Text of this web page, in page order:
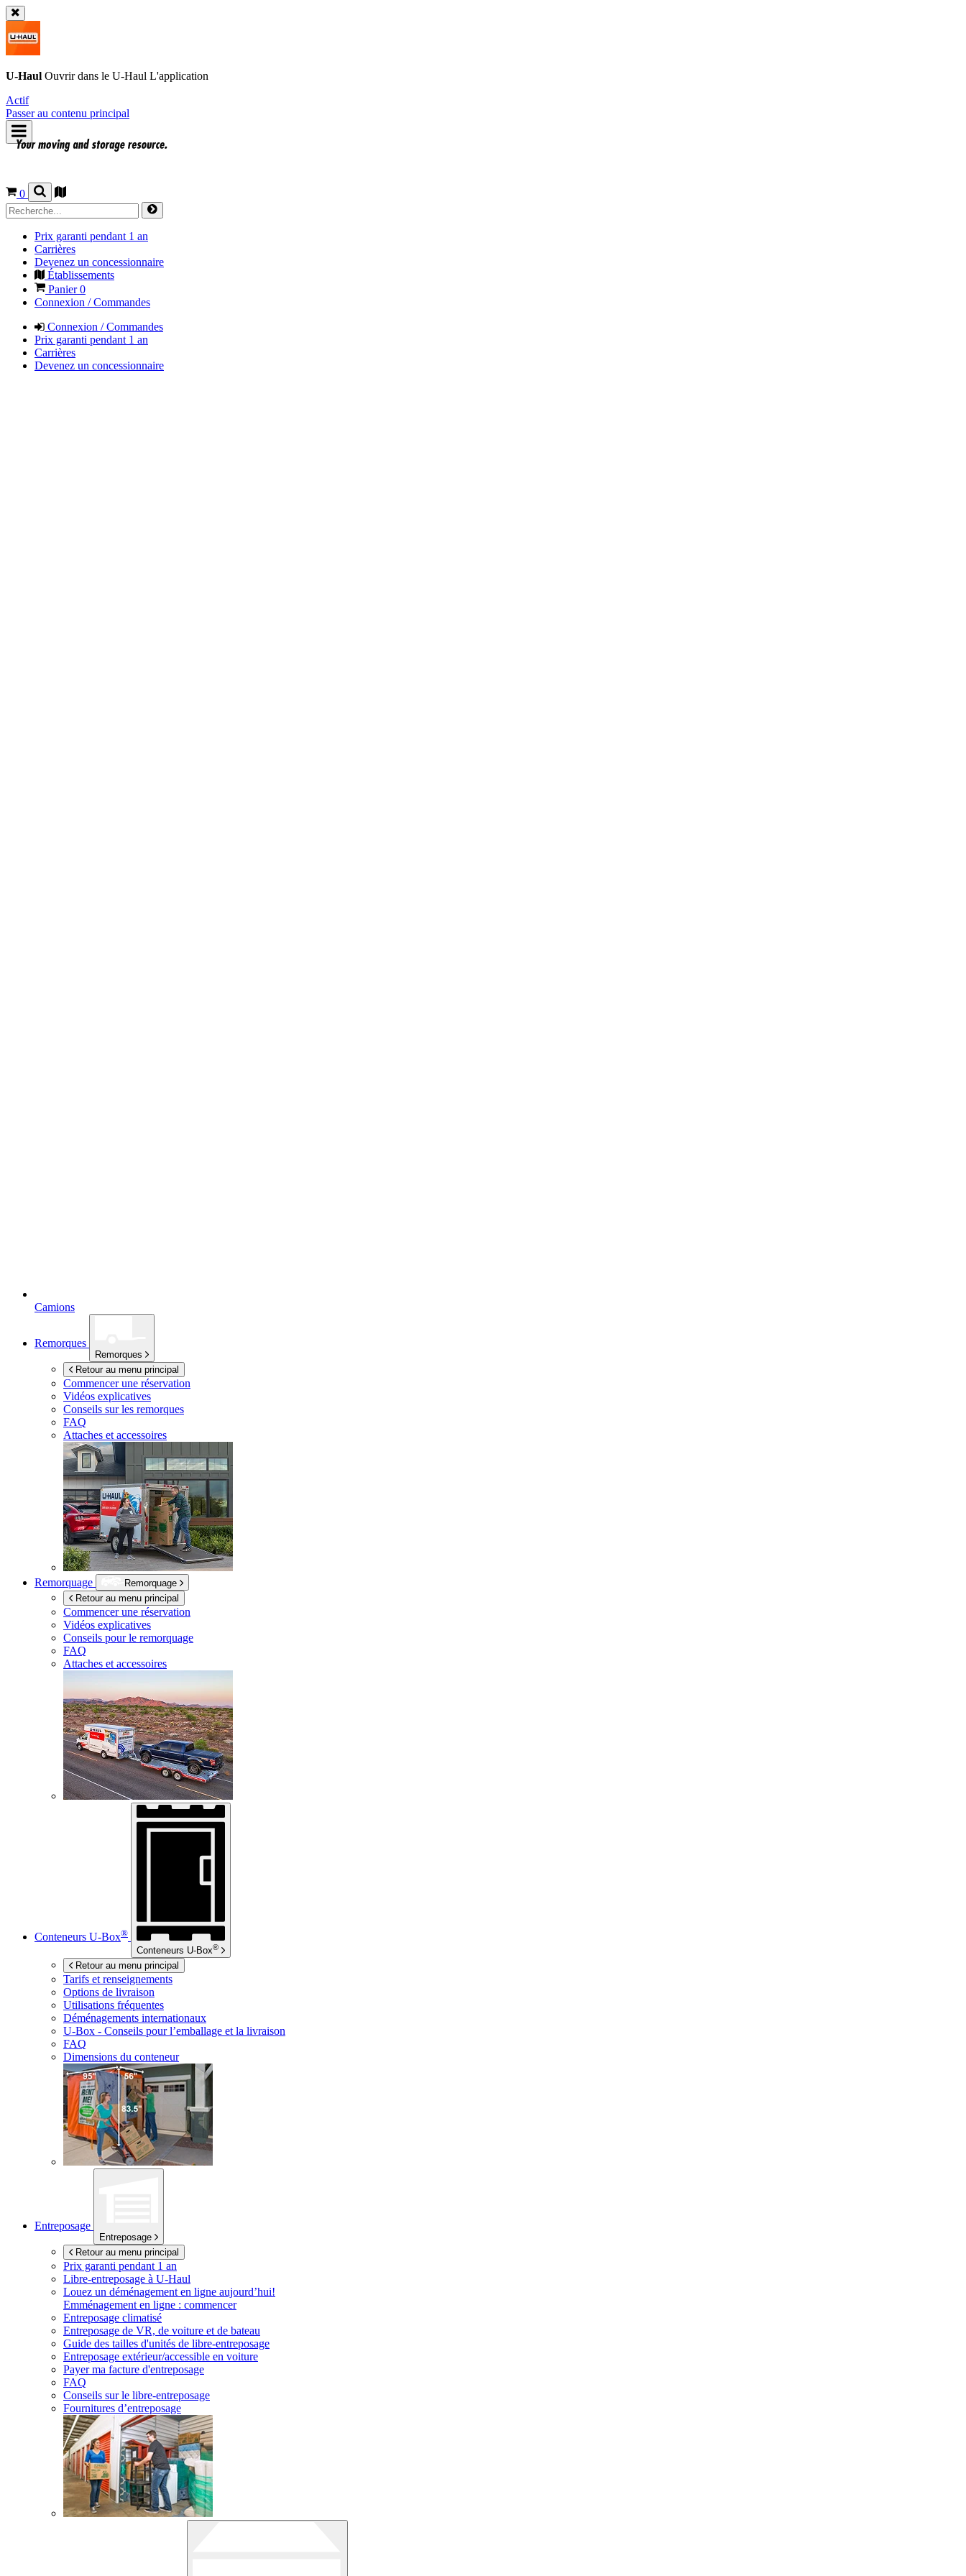
U-Haul Ouvrir dans le U-Haul L'application
Actif
Passer au contenu principal
0
Prix garanti pendant 1 an
Carrières
Devenez un concessionnaire
Établissements
Panier0
Connexion / Commandes
Connexion / Commandes
Prix garanti pendant 1 an
Carrières
Devenez un concessionnaire
Camions
Remorques
Remorques
Retour au menu principal
Commencer une réservation
Vidéos explicatives
Conseils sur les remorques
FAQ
Attaches et accessoires
Remorquage
Remorquage
Retour au menu principal
Commencer une réservation
Vidéos explicatives
Conseils pour le remorquage
FAQ
Attaches et accessoires
Conteneurs U-Box®
Conteneurs U-Box®
Retour au menu principal
Tarifs et renseignements
Options de livraison
Utilisations fréquentes
Déménagements internationaux
U-Box - Conseils pour l’emballage et la livraison
FAQ
Dimensions du conteneur
Entreposage
Entreposage
Retour au menu principal
Prix garanti pendant 1 an
Libre-entreposage à U-Haul
Louez un déménagement en ligne aujourd’hui!
Emménagement en ligne : commencer
Entreposage climatisé
Entreposage de VR, de voiture et de bateau
Guide des tailles d'unités de libre-entreposage
Entreposage extérieur/accessible en voiture
Payer ma facture d'entreposage
FAQ
Conseils sur le libre-entreposage
Fournitures d’entreposage